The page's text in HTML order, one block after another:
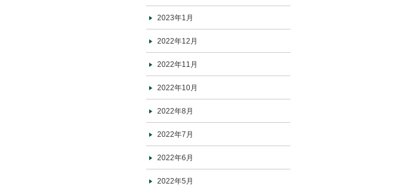
2023年1月
2022年12月
2022年11月
2022年10月
2022年8月
2022年7月
2022年6月
2022年5月